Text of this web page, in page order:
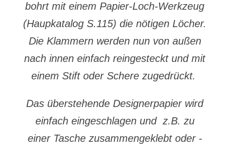
bohrt mit einem Papier-Loch-Werkzeug
(Haupkatalog S.115) die nötigen Löcher.
Die Klammern werden nun von außen
nach innen einfach reingesteckt und mit
einem Stift oder Schere zugedrückt.
Das überstehende Designerpapier wird
einfach eingeschlagen und z.B. zu
einer Tasche zusammengeklebt oder -